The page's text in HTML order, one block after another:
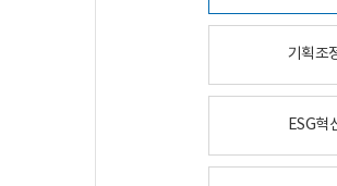
기획조
ESG혁